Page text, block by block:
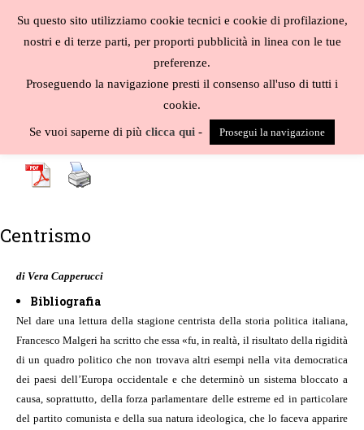
contenuto
- - -G -H -I K L-M-N-O-P-Q-R-S
- W -Y-Z-
Centrismo
di Vera Capperucci
Bibliografia
Nel dare una lettura della stagione centrista della storia politica italiana,
Francesco Malgeri ha scritto che essa «fu, in realtà, il risultato della rigidità
di un quadro politico che non trovava altri esempi nella vita democratica
dei paesi dell’Europa occidentale e che determinò un sistema bloccato a
causa, soprattutto, della forza parlamentare delle estreme ed in particolare
del partito comunista e della sua natura ideologica, che lo faceva apparire
Su questo sito utilizziamo cookie tecnici e cookie di profilazione,
nostri e di terze parti, per proporti pubblicità in linea con le tue
preferenze.
Proseguendo la navigazione presti il consenso all'uso di tutti i
cookie.
Se vuoi saperne di più clicca qui - Prosegui la navigazione